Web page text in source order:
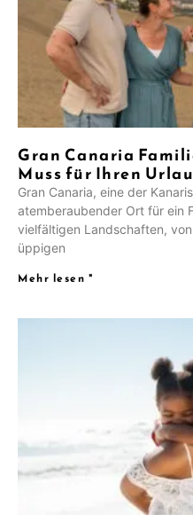
Gran Canaria
Muss für Ihren
Gran Canaria, eine der
atemberaubender Ort für ein
vielfältigen Landschaften,
üppigen
Mehr lesen "